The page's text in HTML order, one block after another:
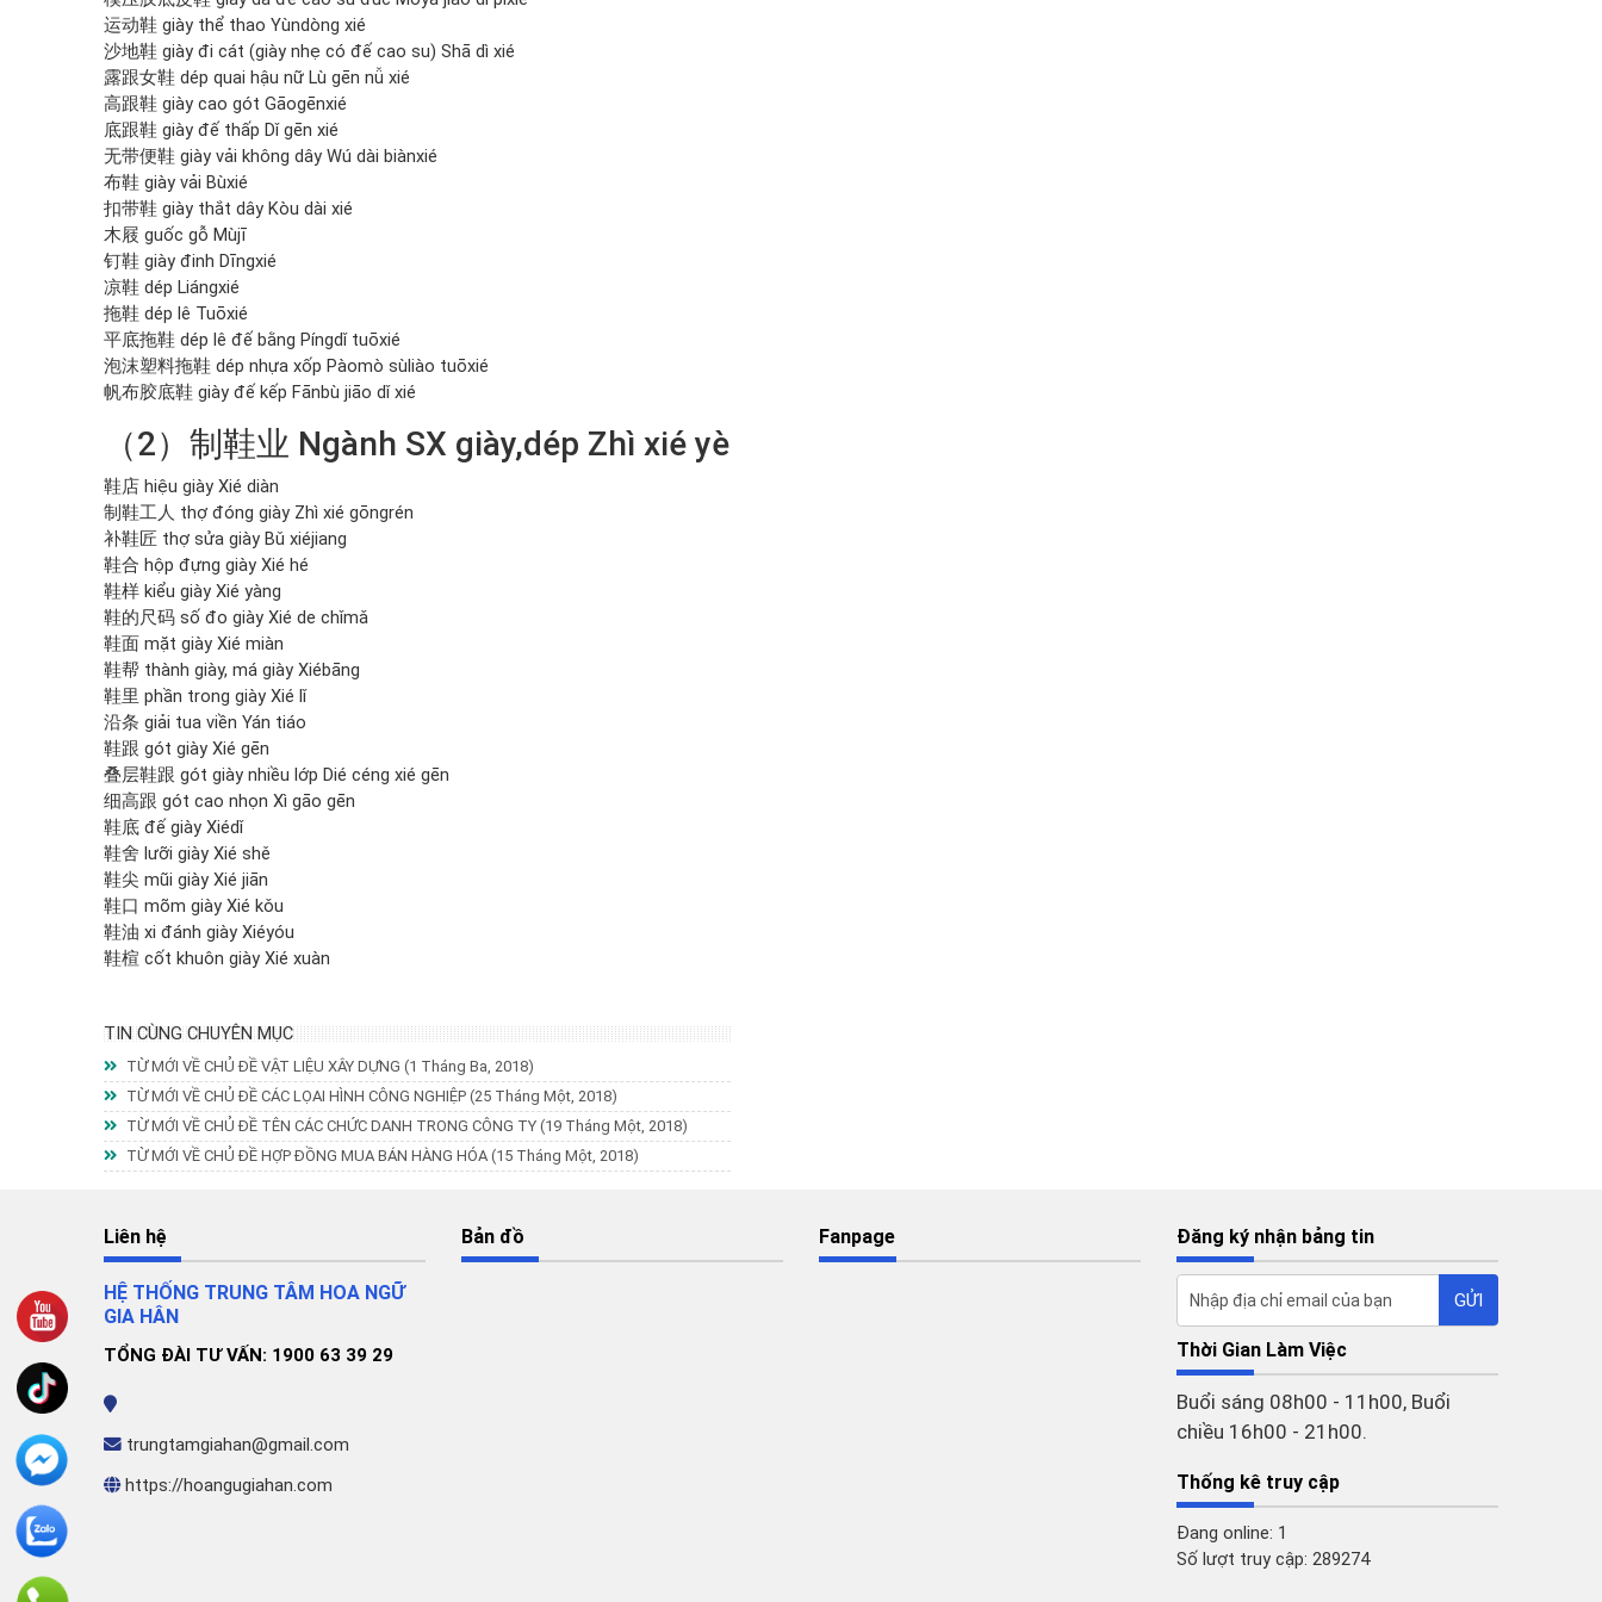
运动鞋 giày thể thao Yùndòng xié
沙地鞋 giày đi cát (giày nhẹ có đế cao su) Shā dì xié
露跟女鞋 dép quai hậu nữ Lù gēn nǚ xié
高跟鞋 giày cao gót Gāogēnxié
底跟鞋 giày đế thấp Dǐ gēn xié
无带便鞋 giày vải không dây Wú dài biànxié
布鞋 giày vải Bùxié
扣带鞋 giày thắt dây Kòu dài xié
木屐 guốc gỗ Mùjī
钉鞋 giày đinh Dīngxié
凉鞋 dép Liángxié
拖鞋 dép lê Tuōxié
平底拖鞋 dép lê đế bằng Píngdǐ tuōxié
泡沫塑料拖鞋 dép nhựa xốp Pàomò sùliào tuōxié
帆布胶底鞋 giày đế kếp Fānbù jiāo dǐ xié
（2）制鞋业 Ngành SX giày,dép Zhì xié yè
鞋店 hiệu giày Xié diàn
制鞋工人 thợ đóng giày Zhì xié gōngrén
补鞋匠 thợ sửa giày Bǔ xiéjiang
鞋合 hộp đựng giày Xié hé
鞋样 kiểu giày Xié yàng
鞋的尺码 số đo giày Xié de chǐmǎ
鞋面 mặt giày Xié miàn
鞋帮 thành giày, má giày Xiébāng
鞋里 phần trong giày Xié lǐ
沿条 giải tua viền Yán tiáo
鞋跟 gót giày Xié gēn
叠层鞋跟 gót giày nhiều lớp Dié céng xié gēn
细高跟 gót cao nhọn Xì gāo gēn
鞋底 đế giày Xiédǐ
鞋舍 lưỡi giày Xié shě
鞋尖 mũi giày Xié jiān
鞋口 mõm giày Xié kǒu
鞋油 xi đánh giày Xiéyóu
鞋楦 cốt khuôn giày Xié xuàn
TIN CÙNG CHUYÊN MỤC
TỪ MỚI VỀ CHỦ ĐỀ VẬT LIỆU XÂY DỰNG (1 Tháng Ba, 2018)
TỪ MỚI VỀ CHỦ ĐỀ CÁC LỌAI HÌNH CÔNG NGHIỆP (25 Tháng Một, 2018)
TỪ MỚI VỀ CHỦ ĐỀ TÊN CÁC CHỨC DANH TRONG CÔNG TY (19 Tháng Một, 2018)
TỪ MỚI VỀ CHỦ ĐỀ HỢP ĐỒNG MUA BÁN HÀNG HÓA (15 Tháng Một, 2018)
Liên hệ
HỆ THỐNG TRUNG TÂM HOA NGỮ
GIA HÂN
TỔNG ĐÀI TƯ VẤN: 1900 63 39 29
trungtamgiahan@gmail.com
https://hoangugiahan.com
Bản đồ Fanpage Đăng ký nhận bảng tin
Thời Gian Làm Việc
Buổi sáng 08h00 - 11h00, Buổi
chiều 16h00 - 21h00.
Thống kê truy cập
Đang online: 1
Số lượt truy cập: 289274